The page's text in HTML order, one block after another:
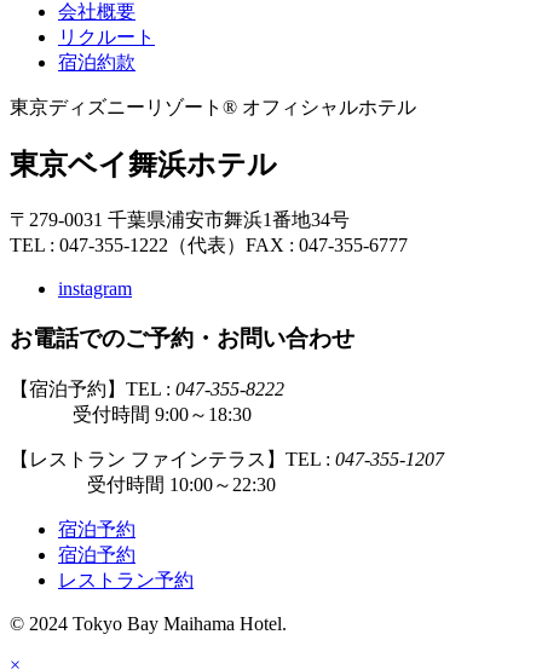
会社概要
リクルート
宿泊約款
東京ディズニーリゾート® オフィシャルホテル
東京ベイ舞浜ホテル
〒279-0031 千葉県浦安市舞浜1番地34号
TEL : 047-355-1222（代表） FAX : 047-355-6777
instagram
お電話でのご予約・お問い合わせ
【宿泊予約】TEL : 047-355-8222
受付時間 9:00～18:30
【レストラン ファインテラス】TEL : 047-355-1207
受付時間 10:00～22:30
宿泊予約
宿泊予約
レストラン予約
© 2024 Tokyo Bay Maihama Hotel.
×